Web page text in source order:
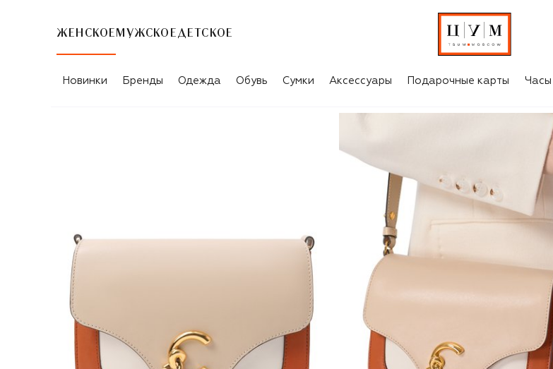
ЖЕНСКОЕ МУЖСКОЕ ДЕТСКОЕ
Новинки Бренды Одежда Обувь Сумки Аксессуары Подарочные карты Часы